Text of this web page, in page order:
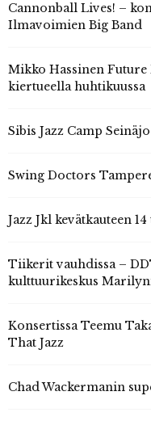
Cannonball Lives! –
Ilmavoimien Big Band
Mikko Hassinen
kiertueella huhtikuussa
Sibis Jazz Camp
Swing Doctors
Jazz Jkl kevätkauteen
Tiikerit vauhdissa –
kulttuurikeskus
Konsertissa Teemu
That Jazz
Chad Wackermanin